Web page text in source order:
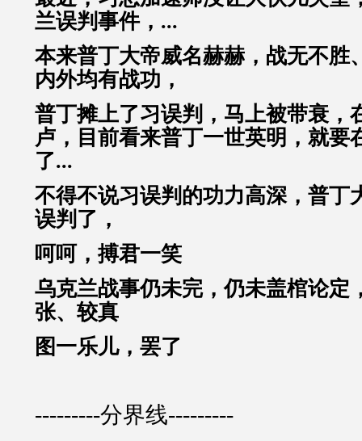
兰误判事件，...
本来普丁大帝威名赫赫，战无不胜
内外均有战功，
普丁摊上了习误判，马上被带衰，
卢，目前看来普丁一世英明，就要
了...
不得不说习误判的功力高深，普丁
误判了，
呵呵，搏君一笑
乌克兰战事仍未完，仍未盖棺论定
张、较真
图一乐儿，罢了
---------分界线---------